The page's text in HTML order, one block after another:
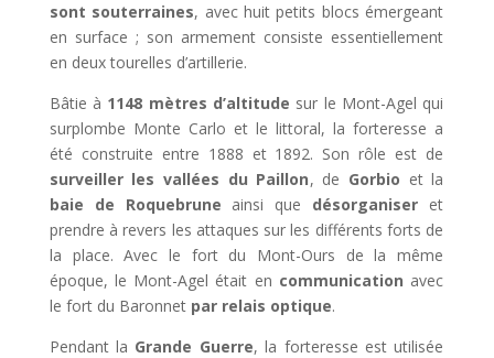
sont souterraines, avec huit petits blocs émergeant
en surface ; son armement consiste essentiellement
en deux tourelles d’artillerie.
Bâtie à 1148 mètres d’altitude sur le Mont-Agel qui
surplombe Monte Carlo et le littoral, la forteresse a
été construite entre 1888 et 1892. Son rôle est de
surveiller les vallées du Paillon, de Gorbio et la
baie de Roquebrune ainsi que désorganiser et
prendre à revers les attaques sur les différents forts de
la place. Avec le fort du Mont-Ours de la même
époque, le Mont-Agel était en communication avec
le fort du Baronnet par relais optique.
Pendant la Grande Guerre, la forteresse est utilisée